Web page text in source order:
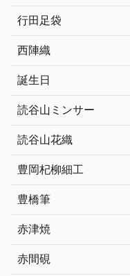
行田足袋
西陣織
誕生日
読谷山ミンサー
読谷山花織
豊岡杞柳細工
豊橋筆
赤津焼
赤間硯